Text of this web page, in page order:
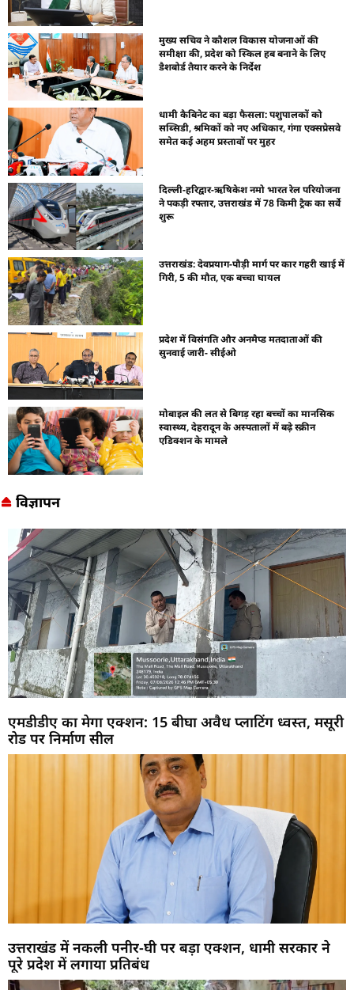
मुख्य सचिव ने कौशल विकास योजनाओं की
समीक्षा की, प्रदेश को स्किल हब बनाने के लिए
डैशबोर्ड तैयार करने के निर्देश
धामी कैबिनेट का बड़ा फैसला: पशुपालकों को
सब्सिडी, श्रमिकों को नए अधिकार, गंगा एक्सप्रेसवे
समेत कई अहम प्रस्तावों पर मुहर
दिल्ली-हरिद्वार-ऋषिकेश नमो भारत रेल परियोजना
ने पकड़ी रफ्तार, उत्तराखंड में 78 किमी ट्रैक का सर्वे
शुरू
उत्तराखंड: देवप्रयाग-पौड़ी मार्ग पर कार गहरी खाई में
गिरी, 5 की मौत, एक बच्चा घायल
प्रदेश में विसंगति और अनमैप्ड मतदाताओं की
सुनवाई जारी- सीईओ
मोबाइल की लत से बिगड़ रहा बच्चों का मानसिक
स्वास्थ्य, देहरादून के अस्पतालों में बढ़े स्क्रीन
एडिक्शन के मामले
विज्ञापन
एमडीडीए का मेगा एक्शन: 15 बीघा अवैध प्लाटिंग ध्वस्त, मसूरी
रोड पर निर्माण सील
उत्तराखंड में नकली पनीर-घी पर बड़ा एक्शन, धामी सरकार ने
पूरे प्रदेश में लगाया प्रतिबंध